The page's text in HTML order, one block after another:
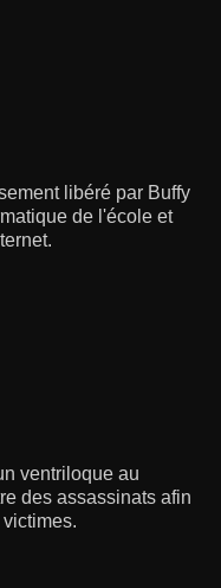
libéré par Buffy
de l'école et
ventriloque au
des assassinats afin